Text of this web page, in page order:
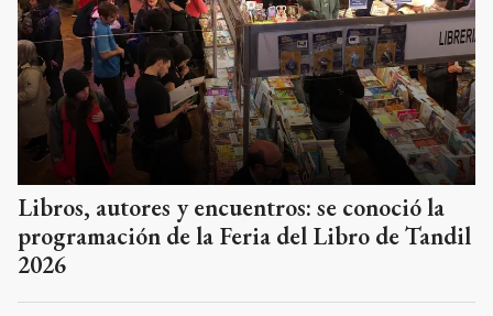
Libros, autores y encuentros: se conoció la
programación de la Feria del Libro de Tandil
2026